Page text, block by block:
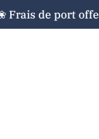
Frais de port
Cart